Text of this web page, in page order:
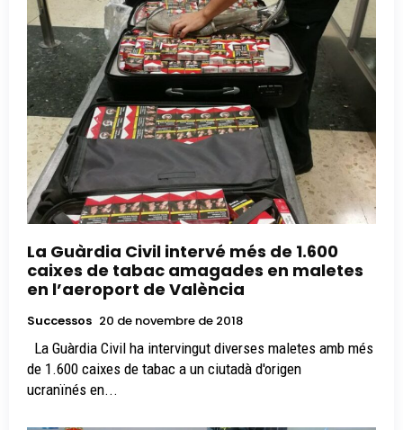
La Guàrdia Civil intervé més de 1.600
caixes de tabac amagades en maletes
en l’aeroport de València
Successos 20 de novembre de 2018
de 1.600 caixes de tabac a un ciutadà d'origen
ucranïnés en...